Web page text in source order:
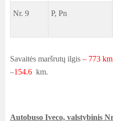
Nr. 9 P, Pn
Savaitės maršrutų ilgis – 773 km
–154.6 km.
Autobuso Iveco, valstybinis